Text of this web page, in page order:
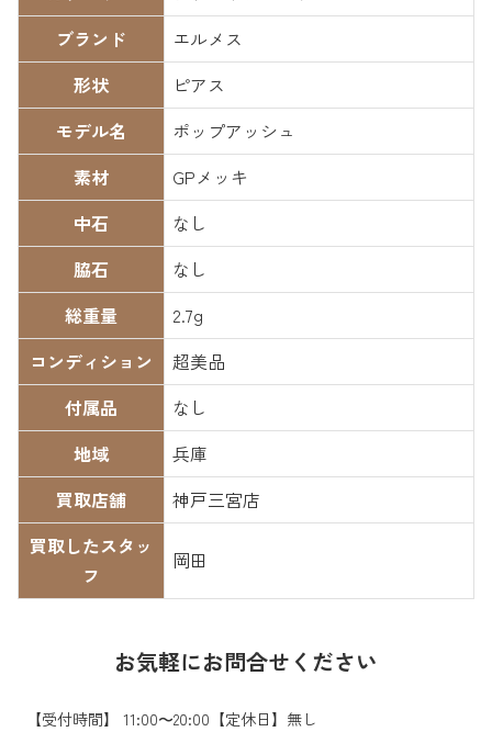
ブランド
エルメス
形状
ピアス
モデル名
ポップアッシュ
素材
GPメッキ
中石
なし
脇石
なし
総重量
2.7g
コンディション
超美品
付属品
なし
地域
兵庫
買取店舗
神戸三宮店
買取したスタッ
フ
岡田
お気軽にお問合せください
【受付時間】 11:00〜20:00【定休日】無し